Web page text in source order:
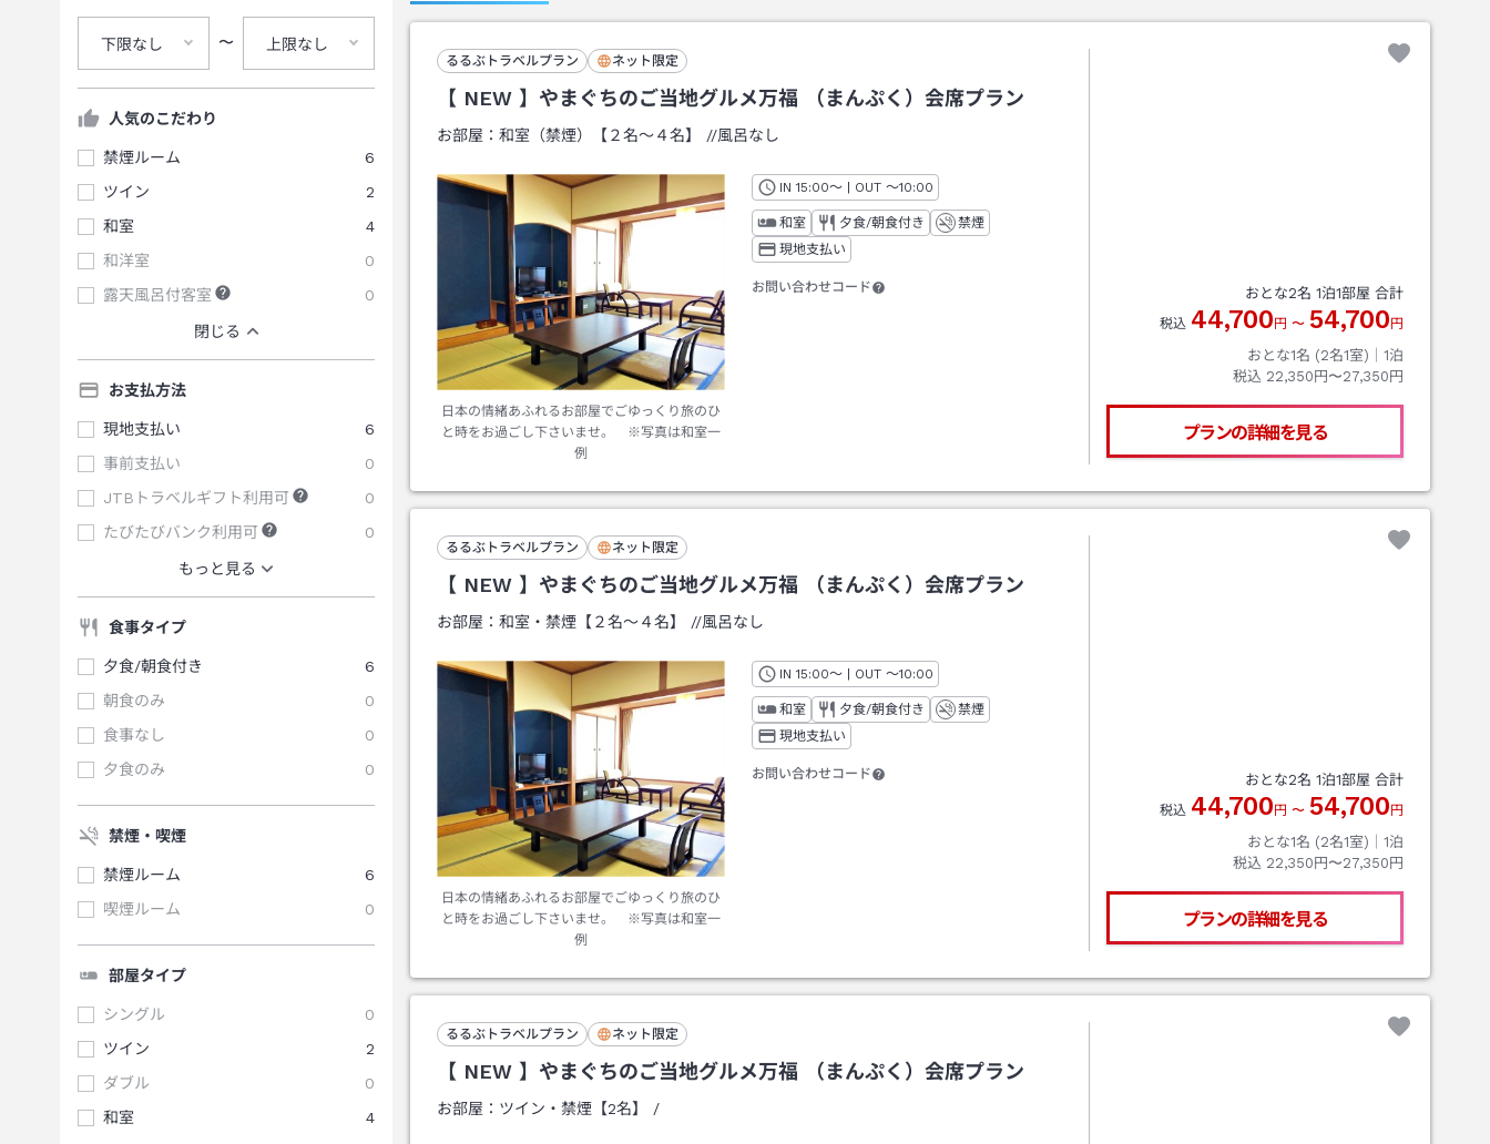
下限なし 〜 上限なし
人気のこだわり
禁煙ルーム
6
ツイン
2
和室
4
和洋室
0
露天風呂付客室
0
閉じる
お支払方法
現地支払い
6
事前支払い
0
JTBトラベルギフト利用可
0
たびたびバンク利用可
0
もっと見る
食事タイプ
夕食/朝食付き
6
朝食のみ
0
食事なし
0
夕食のみ
0
禁煙・喫煙
禁煙ルーム
6
喫煙ルーム
0
部屋タイプ
シングル
0
ツイン
2
ダブル
0
和室
4
るるぶトラベルプラン ネット限定
【 NEW 】やまぐちのご当地グルメ万福 （まんぷく）会席プラン
お部屋： 和室（禁煙）【２名～４名】 //風呂なし
日本の情緒あふれるお部屋でごゆっくり旅のひ
と時をお過ごし下さいませ。 ※写真は和室一
例
IN チェックイン
15:00～ | OUT チェックアウト
～10:00
和室 夕食/朝食付き
禁煙
現地支払い
お問い合わせコード おとな2名 1泊1部屋 合計
税込 44,700円 〜 54,700円
おとな1名 (2名1室)｜ 1泊
税込 22,350円〜27,350円
プランの詳細を見る
るるぶトラベルプラン ネット限定
【 NEW 】やまぐちのご当地グルメ万福 （まんぷく）会席プラン
お部屋： 和室・禁煙【２名～４名】 //風呂なし
日本の情緒あふれるお部屋でごゆっくり旅のひ
と時をお過ごし下さいませ。 ※写真は和室一
例
IN チェックイン
15:00～ | OUT チェックアウト
～10:00
和室 夕食/朝食付き
禁煙
現地支払い
お問い合わせコード おとな2名 1泊1部屋 合計
税込 44,700円 〜 54,700円
おとな1名 (2名1室)｜ 1泊
税込 22,350円〜27,350円
プランの詳細を見る
るるぶトラベルプラン ネット限定
【 NEW 】やまぐちのご当地グルメ万福 （まんぷく）会席プラン
お部屋： ツイン・禁煙【2名】 /